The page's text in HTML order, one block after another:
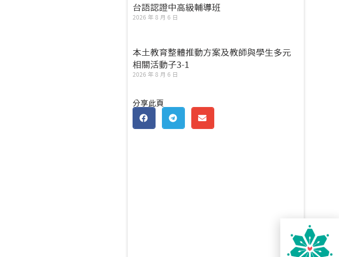
台語認證中高級輔導班
2026 年 8 月 6 日
本土教育整體推動方案及教師與學生多元
相關活動子3-1
2026 年 8 月 6 日
分享此頁